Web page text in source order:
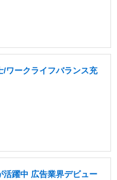
ワークライフバランス充
躍中 広告業界デビュー